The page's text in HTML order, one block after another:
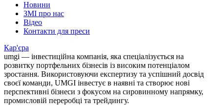
Новини
ЗМІ про нас
Відео
Контакти для преси
Кар'єра
umgi — інвестиційна компанія, яка спеціалізується на
розвитку портфельних бізнесів із високим потенціалом
зростання. Використовуючи експертизу та успішний досвід
своєї команди, UMGI інвестує в наявні та створює нові
перспективні бізнеси з фокусом на сировинному напрямку,
промисловій переробці та трейдингу.